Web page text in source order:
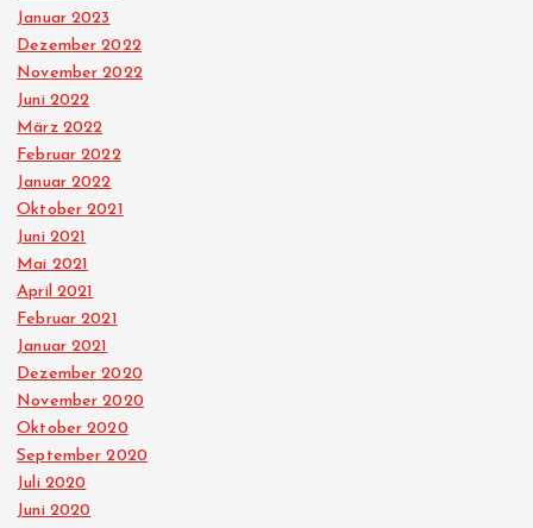
Januar 2023
Dezember 2022
November 2022
Juni 2022
März 2022
Februar 2022
Januar 2022
Oktober 2021
Juni 2021
Mai 2021
April 2021
Februar 2021
Januar 2021
Dezember 2020
November 2020
Oktober 2020
September 2020
Juli 2020
Juni 2020